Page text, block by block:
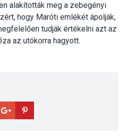
alakították meg a zebegényi
hogy Maróti emlékét ápolják,
tudják értékelni azt az
az utókorra hagyott.